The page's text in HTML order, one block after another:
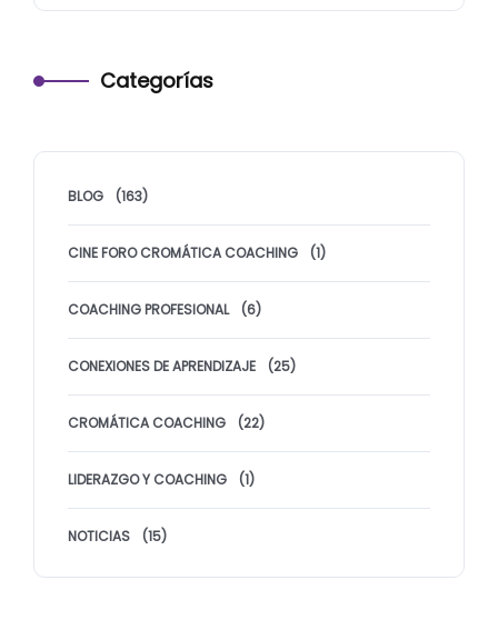
Categorías
BLOG (163)
CINE FORO CROMÁTICA COACHING (1)
COACHING PROFESIONAL (6)
CONEXIONES DE APRENDIZAJE (25)
CROMÁTICA COACHING (22)
LIDERAZGO Y COACHING (1)
NOTICIAS (15)